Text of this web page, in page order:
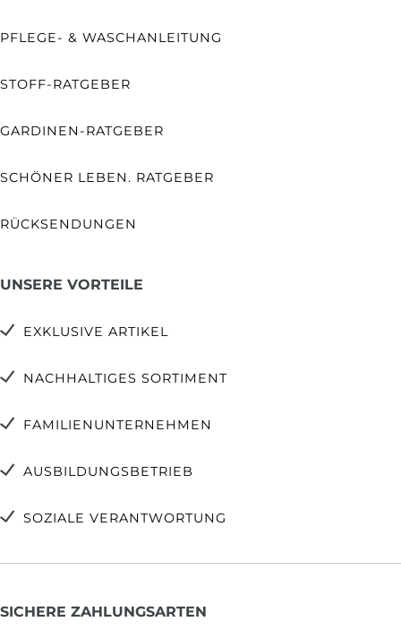
PFLEGE- & WASCHANLEITUNG
STOFF-RATGEBER
GARDINEN-RATGEBER
SCHÖNER LEBEN. RATGEBER
RÜCKSENDUNGEN
UNSERE VORTEILE
EXKLUSIVE ARTIKEL
NACHHALTIGES SORTIMENT
FAMILIENUNTERNEHMEN
AUSBILDUNGSBETRIEB
SOZIALE VERANTWORTUNG
SICHERE ZAHLUNGSARTEN